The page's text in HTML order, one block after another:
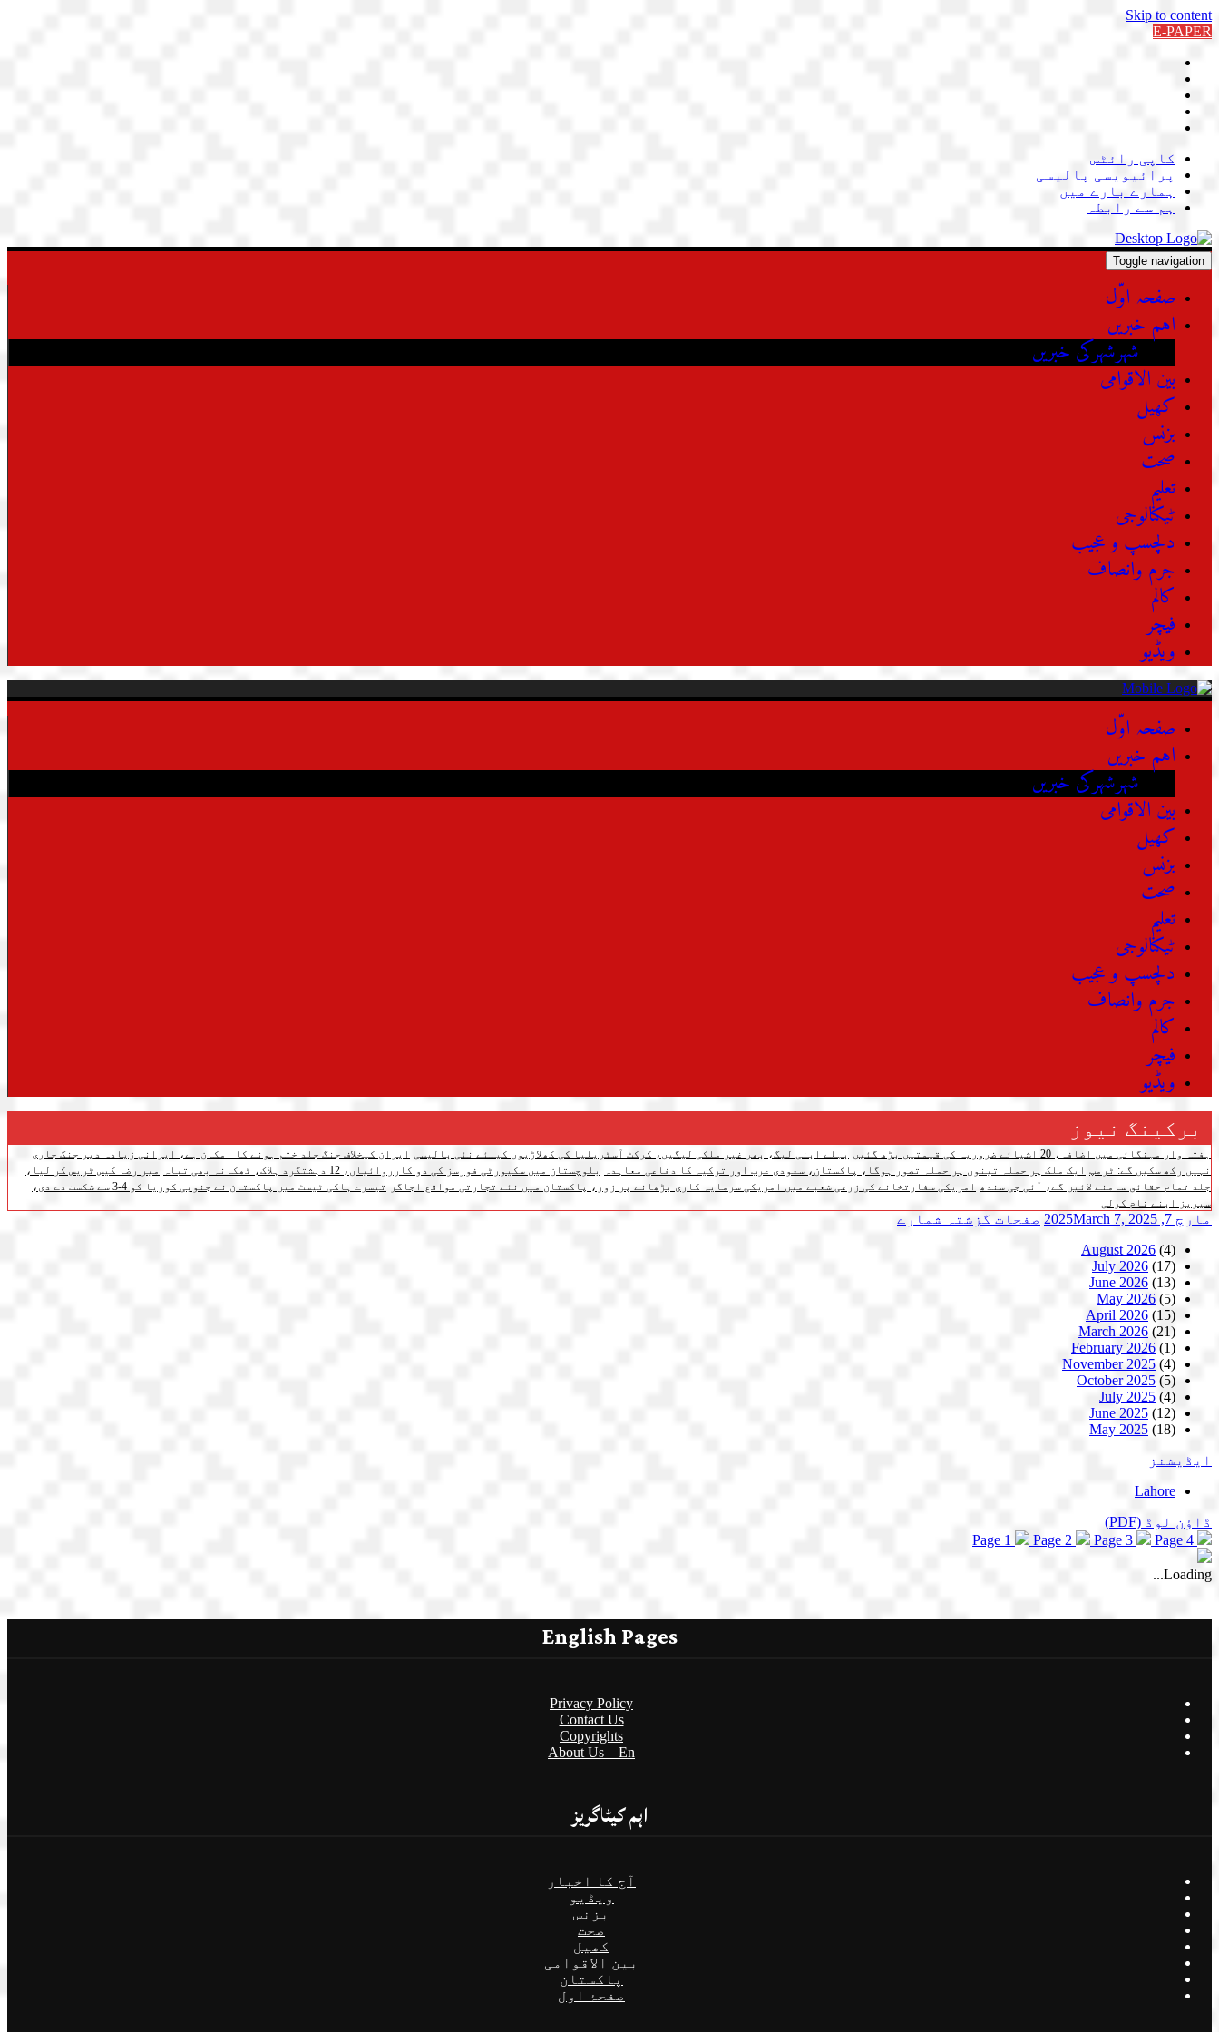
Skip to content
E-PAPER
کاپی رائٹس
پرائیویسی پالیسی
ہمارے بارے میں
ہم سے رابطہ
Toggle navigation
صفحہ اوّل
اہم خبریں
شہرشہرکی خبریں
بین الاقوامی
کھیل
بزنس
صحت
تعلیم
ٹیکنالوجی
دلچسپ و عجیب
جرم وانصاف
کالم
فیچر
ویڈیو
صفحہ اوّل
اہم خبریں
شہرشہرکی خبریں
بین الاقوامی
کھیل
بزنس
صحت
تعلیم
ٹیکنالوجی
دلچسپ و عجیب
جرم وانصاف
کالم
فیچر
ویڈیو
برکینگ نیوز
ہفتہ وار مہنگائی میں اضافہ، 20 اشیائے ضروریہ کی قیمتیں بڑھ گئیں پہلے اپنی لیگ، پھر غیر ملکی لیگیں، کرکٹ آسٹریلیا کی کھلاڑیوں کیلئے نئی پالیسی ایران کیخلاف جنگ جلد ختم ہونے کا امکان ہے، ایرانی زیادہ دیر جنگ جاری
نہیں رکھ سکیں گے: ٹرمپ ایک ملک پر حملہ تینوں پر حملہ تصور ہوگا، پاکستان، سعودی عرب اور ترکیہ کا دفاعی معاہدہ بلوچستان میں سکیورٹی فورسز کی دو کارروائیاں، 12 دہشتگرد ہلاک، ٹھکانہ بھی تباہ
میر رضا کیس ٹریس کر لیا،
جلد تمام حقائق سامنے لائیں گے، آئی جی سندھ امریکی سفارتخانے کی زرعی شعبے میں امریکی سرمایہ کاری بڑھانے پر زور، پاکستان میں نئے تجارتی مواقع اجاگر
تیسرے ہاکی ٹیسٹ میں پاکستان نے جنوبی کوریا کو 4-3 سے شکست دے دی،
سیریز اپنے نام کرلی
مارچ 7, 2025 March 7, 2025 صفحات گزشتہ شمارے
August 2026 (4)
July 2026 (17)
June 2026 (13)
May 2026 (5)
April 2026 (15)
March 2026 (21)
February 2026 (1)
November 2025 (4)
October 2025 (5)
July 2025 (4)
June 2025 (12)
May 2025 (18)
ایڈیشنز
Lahore
ڈاؤن لوڈ (PDF)
Page 1
Page 2 Page 3 Page 4
Loading...
English Pages
Privacy Policy
Contact Us
Copyrights
About Us – En
اہم کیٹاگریز
آج کا اخبار
ویڈیو
بزنس
صحت
کھیل
بین الاقوامی
پاکستان
صفحۂ اول